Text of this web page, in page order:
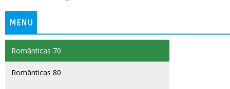
MENU
Românticas 70
Românticas 80